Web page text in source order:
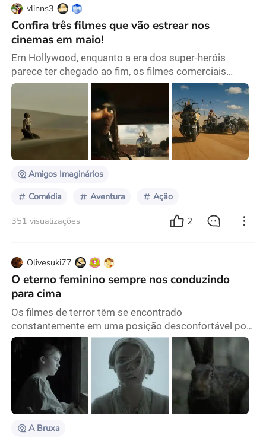
vlinns3
Confira três filmes que vão estrear nos
cinemas em maio!
Em Hollywood, enquanto a era dos super-heróis
parece ter chegado ao fim, os filmes comerciais
tradicionais ainda buscam trilhar seus caminhos no
mercado norte-americano em constante evolução.
Seja nos cinemas ou nas plataformas de streaming, o
cenário cinematográfico de 2024 continua mudando
silenciosamente. E estes três filmes que estreiam em
maio podem ser os melhores candidatos a causar um
impa
Amigos Imaginários
Comédia Aventura Ação
351 visualizações 2
Olivesuki77
O eterno feminino sempre nos conduzindo
para cima
Os filmes de terror têm se encontrado
constantemente em uma posição desconfortável por
vários motivos, o que resulta em custos de produção
geralmente baixos, uma ampla gama de obras de
qualidade e conteúdo muitas vezes repleto de
elementos sobrenaturais. Como resultado, em muitos
contextos, os filmes de terror são considerados
filmes que não se enquadram em ambientes
refinados. Com exceção de algu
A Bruxa